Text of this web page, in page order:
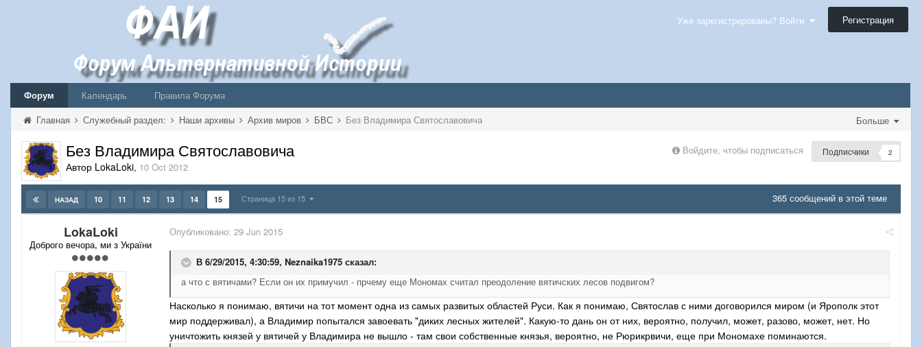
Уже зарегистрированы? Войти Регистрация
Форум Календарь
Правила Форума
Больше
Главная Служебный раздел: Наши архивы Архив миров БВС Без Владимира Святославовича
Войдите, чтобы подписаться Подписчики 2
Без Владимира Святославовича
Автор LokaLoki, 10 Oct 2012
365 сообщений в этой теме
НАЗАД 10 11 12 13 14 15 Страница 15 из 15
LokaLoki
Доброго вечора, ми з України
Опубликовано: 29 Jun 2015
В 6/29/2015, 4:30:59, Neznaika1975 сказал:
а что с вятичами? Если он их примучил - прчему еще Мономах считал преодоление вятичских лесов подвигом?
Насколько я понимаю, вятичи на тот момент одна из самых развитых областей Руси. Как я понимаю, Святослав с ними договорился миром (и Ярополк этот
мир поддерживал), а Владимир попытался завоевать "диких лесных жителей". Какую-то дань он от них, вероятно, получил, может, разово, может, нет. Но
уничтожить князей у вятичей у Владимира не вышло - там свои собственные князья, вероятно, не Рюрикрвичи, еще при Мономахе поминаются.